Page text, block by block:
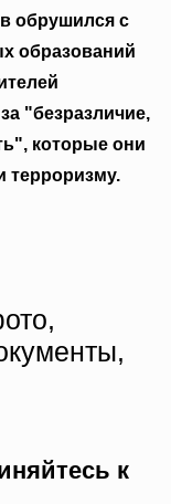
обрушился с
образований
"безразличие,
которые они
терроризму.
к